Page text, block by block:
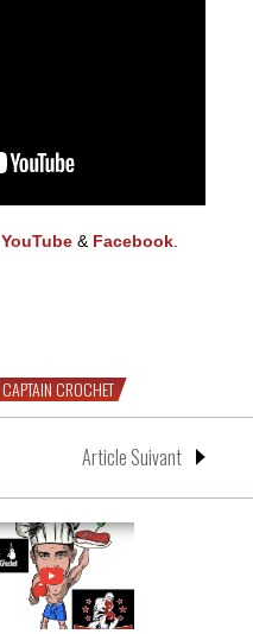
YouTube & Facebook
CAPTAIN CROCHET
Article Suivant